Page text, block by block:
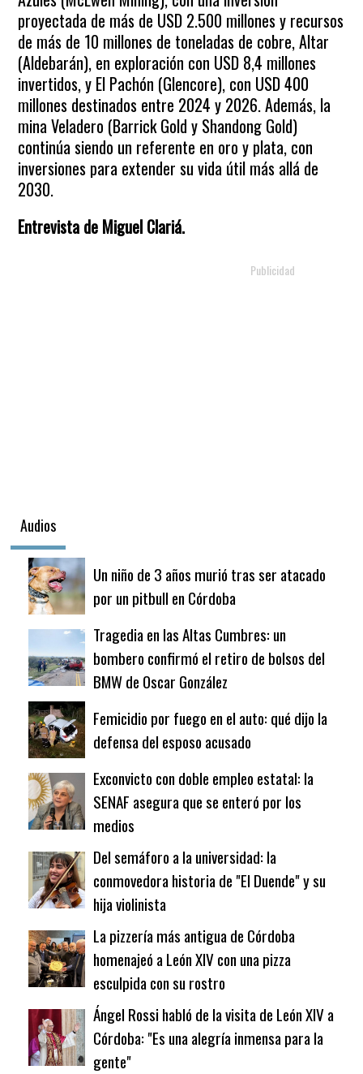
proyectada de más de USD 2.500 millones y recursos
de más de 10 millones de toneladas de cobre, Altar
(Aldebarán), en exploración con USD 8,4 millones
invertidos, y El Pachón (Glencore), con USD 400
millones destinados entre 2024 y 2026. Además, la
mina Veladero (Barrick Gold y Shandong Gold)
continúa siendo un referente en oro y plata, con
inversiones para extender su vida útil más allá de
2030.
Entrevista de Miguel Clariá.
Audios
Un niño de 3 años murió tras ser atacado
por un pitbull en Córdoba
Tragedia en las Altas Cumbres: un
bombero confirmó el retiro de bolsos del
BMW de Oscar González
Femicidio por fuego en el auto: qué dijo la
defensa del esposo acusado
Exconvicto con doble empleo estatal: la
SENAF asegura que se enteró por los
medios
Del semáforo a la universidad: la
conmovedora historia de "El Duende" y su
hija violinista
La pizzería más antigua de Córdoba
homenajeó a León XIV con una pizza
esculpida con su rostro
Ángel Rossi habló de la visita de León XIV a
Córdoba: "Es una alegría inmensa para la
gente"